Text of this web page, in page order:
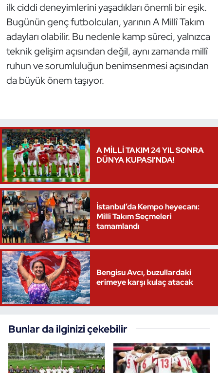
ilk ciddi deneyimlerini yaşadıkları önemli bir eşik.
Bugünün genç futbolcuları, yarının A Millî Takım
adayları olabilir. Bu nedenle kamp süreci, yalnızca
teknik gelişim açısından değil, aynı zamanda millî
ruhun ve sorumluluğun benimsenmesi açısından
da büyük önem taşıyor.
A MİLLİ TAKIM 24 YIL SONRA
DÜNYA KUPASI’NDA!
İstanbul’da Kempo heyecanı:
Milli Takım Seçmeleri
tamamlandı
Bengisu Avcı, buzullardaki
erimeye karşı kulaç atacak
Bunlar da ilginizi çekebilir
Oryantiring
Özel Sporcular
Paralimpik
Ragbi
Su Topu
Sualtı Sporları
Tekvando
Tenis
Triatlon
Voleybol
Vücut Geliştirme Fitness
Yüzme